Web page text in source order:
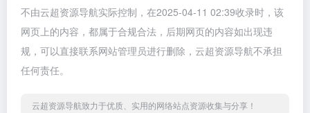
不由云超资源导航实际控制，在2025-04-11 02:39收录时，该
网页上的内容，都属于合规合法，后期网页的内容如出现违
规，可以直接联系网站管理员进行删除，云超资源导航不承担
任何责任。
云超资源导航致力于优质、实用的网络站点资源收集与分享！